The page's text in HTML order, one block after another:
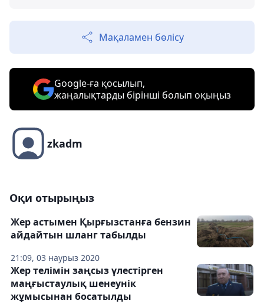
Мақаламен бөлісу
Google-ға қосылып,
жаңалықтарды бірінші болып оқыңыз
zkadm
Оқи отырыңыз
21:09, 03 наурыз 2020
Жер астымен Қырғызстанға бензин
айдайтын шланг табылды
Жер телімін заңсыз үлестірген
маңғыстаулық шенеунік
жұмысынан босатылды